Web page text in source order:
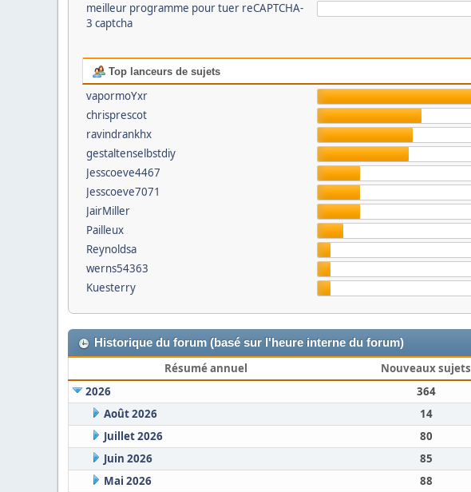
meilleur programme pour tuer reCAPTCHA-
3 captcha
Top lanceurs de sujets
vapormoYxr
chrisprescot
ravindrankhx
gestaltenselbstdiy
Jesscoeve4467
Jesscoeve7071
JairMiller
Pailleux
Reynoldsa
werns54363
Kuesterry
Historique du forum (basé sur l'heure interne du forum)
Résumé annuel Nouveaux sujets
2026
364
Août 2026
14
Juillet 2026
80
Juin 2026
85
Mai 2026
88